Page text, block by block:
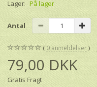
Lager: På lager
Antal
0 anmeldelser
79,00 DKK
Gratis Fragt